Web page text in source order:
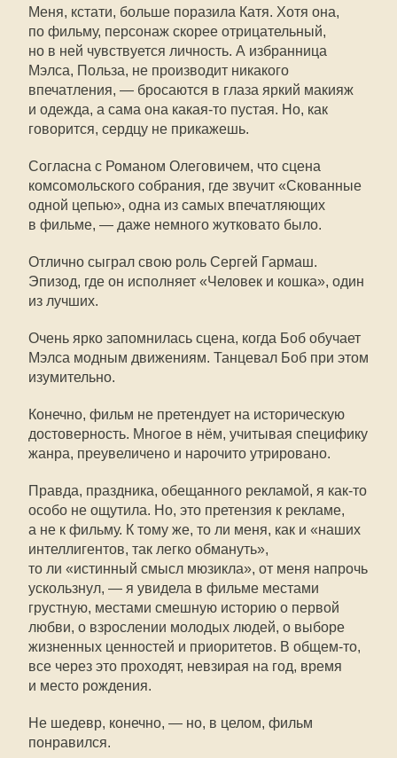
Меня, кстати, больше поразила Катя. Хотя она,
по фильму, персонаж скорее отрицательный,
но в ней чувствуется личность. А избранница
Мэлса, Польза, не производит никакого
впечатления, — бросаются в глаза яркий макияж
и одежда, а сама она какая-то пустая. Но, как
говорится, сердцу не прикажешь.
Согласна с Романом Олеговичем, что сцена
комсомольского собрания, где звучит «Скованные
одной цепью», одна из самых впечатляющих
в фильме, — даже немного жутковато было.
Отлично сыграл свою роль Сергей Гармаш.
Эпизод, где он исполняет «Человек и кошка», один
из лучших.
Очень ярко запомнилась сцена, когда Боб обучает
Мэлса модным движениям. Танцевал Боб при этом
изумительно.
Конечно, фильм не претендует на историческую
достоверность. Многое в нём, учитывая специфику
жанра, преувеличено и нарочито утрировано.
Правда, праздника, обещанного рекламой, я как-то
особо не ощутила. Но, это претензия к рекламе,
а не к фильму. К тому же, то ли меня, как и «наших
интеллигентов, так легко обмануть»,
то ли «истинный смысл мюзикла», от меня напрочь
ускользнул, — я увидела в фильме местами
грустную, местами смешную историю о первой
любви, о взрослении молодых людей, о выборе
жизненных ценностей и приоритетов. В общем-то,
все через это проходят, невзирая на год, время
и место рождения.
Не шедевр, конечно, — но, в целом, фильм
понравился.